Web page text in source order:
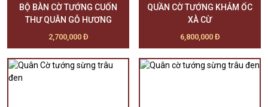
BỘ BÀN CỜ TƯỚNG CUỐN
THƯ QUÂN GỖ HƯƠNG
2,700,000 Đ
QUẦN CỜ TƯỚNG KHẢM ỐC
XÀ CỪ
6,800,000 Đ